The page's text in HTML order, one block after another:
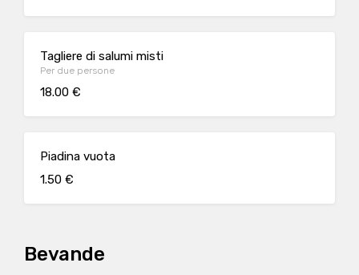
Tagliere di salumi misti
Per due persone
18.00 €
Piadina vuota
1.50 €
Bevande